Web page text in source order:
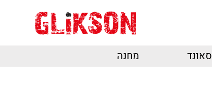
סאונד מחנה